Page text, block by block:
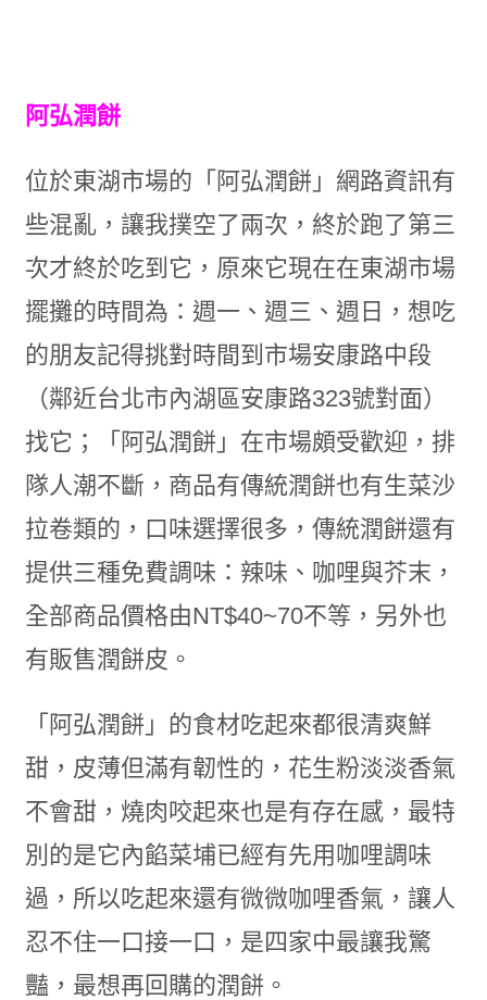
阿弘潤餅
位於東湖市場的「阿弘潤餅」網路資訊有
些混亂，讓我撲空了兩次，終於跑了第三
次才終於吃到它，原來它現在在東湖市場
擺攤的時間為：週一、週三、週日，想吃
的朋友記得挑對時間到市場安康路中段
（鄰近台北市內湖區安康路323號對面）
找它；「阿弘潤餅」在市場頗受歡迎，排
隊人潮不斷，商品有傳統潤餅也有生菜沙
拉卷類的，口味選擇很多，傳統潤餅還有
提供三種免費調味：辣味、咖哩與芥末，
全部商品價格由NT$40~70不等，另外也
有販售潤餅皮。
「阿弘潤餅」的食材吃起來都很清爽鮮
甜，皮薄但滿有韌性的，花生粉淡淡香氣
不會甜，燒肉咬起來也是有存在感，最特
別的是它內餡菜埔已經有先用咖哩調味
過，所以吃起來還有微微咖哩香氣，讓人
忍不住一口接一口，是四家中最讓我驚
豔，最想再回購的潤餅。